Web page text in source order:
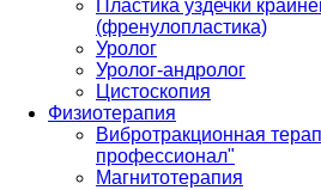
Пластика уздечки
(френулопластика)
Уролог
Уролог-андролог
Цистоскопия
Физиотерапия
Вибротракционная
профессионал"
Магнитотерапия